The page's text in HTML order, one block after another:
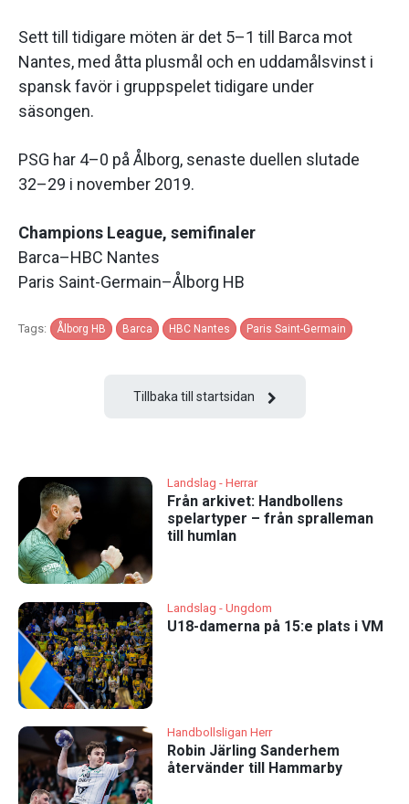
Sett till tidigare möten är det 5–1 till Barca mot
Nantes, med åtta plusmål och en uddamålsvinst i
spansk favör i gruppspelet tidigare under
säsongen.
PSG har 4–0 på Ålborg, senaste duellen slutade
32–29 i november 2019.
Champions League, semifinaler
Barca–HBC Nantes
Paris Saint-Germain–Ålborg HB
Tags: Ålborg HB Barca HBC Nantes Paris Saint-Germain
Tillbaka till startsidan
Landslag - Herrar
Från arkivet: Handbollens
spelartyper – från spralleman
till humlan
Landslag - Ungdom
U18-damerna på 15:e plats i VM
Handbollsligan Herr
Robin Järling Sanderhem
återvänder till Hammarby